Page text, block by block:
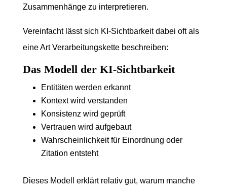
Zusammenhänge zu interpretieren.
Vereinfacht lässt sich KI-Sichtbarkeit dabei oft als
eine Art Verarbeitungskette beschreiben:
Das Modell der KI-Sichtbarkeit
Entitäten werden erkannt
Kontext wird verstanden
Konsistenz wird geprüft
Vertrauen wird aufgebaut
Wahrscheinlichkeit für Einordnung oder
Zitation entsteht
Dieses Modell erklärt relativ gut, warum manche